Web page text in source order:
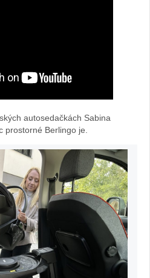
autosedačkách Sabina
prostorné Berlingo je.